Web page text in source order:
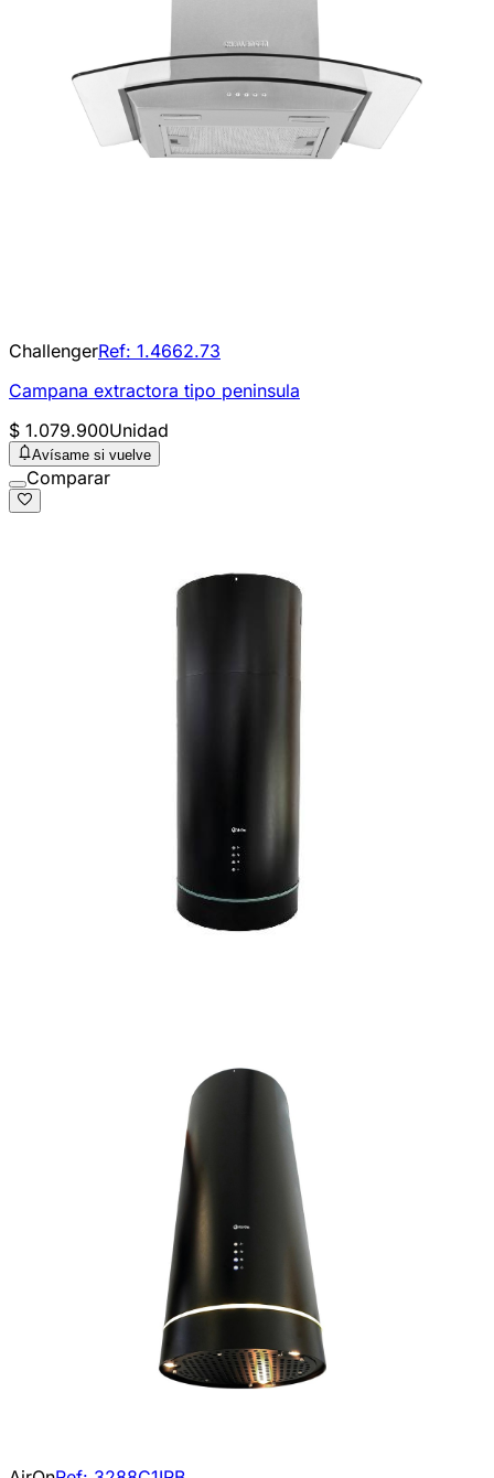
ChallengerRef: 1.4662.73
Campana extractora tipo peninsula
$ 1.079.900Unidad
Avísame si vuelve
Comparar